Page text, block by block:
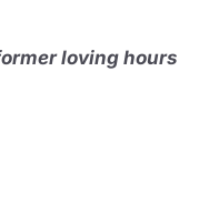
loving hours